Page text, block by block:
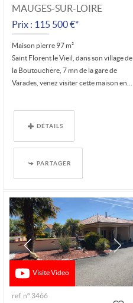
MAUGES-SUR-LOIRE
Prix : 115 500 €*
Maison pierre 97 m²
Saint Florent le Vieil, dans son village de
la Boutouchère, 7 mn de la gare de
Varades, venez visiter cette maison en...
DÉTAILS
PARTAGER
Visite Video
ref. n° 3466